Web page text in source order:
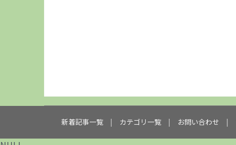
新着記事一覧 カテゴリ一覧 お問い合わせ